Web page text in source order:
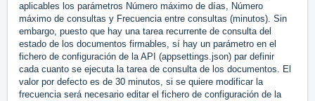
aplicables los parámetros Número máximo de días, Número
máximo de consultas y Frecuencia entre consultas (minutos). Sin
embargo, puesto que hay una tarea recurrente de consulta del
estado de los documentos firmables, sí hay un parámetro en el
fichero de configuración de la API (appsettings.json) par definir
cada cuanto se ejecuta la tarea de consulta de los documentos. El
valor por defecto es de 30 minutos, si se quiere modificar la
frecuencia será necesario editar el fichero de configuración de la